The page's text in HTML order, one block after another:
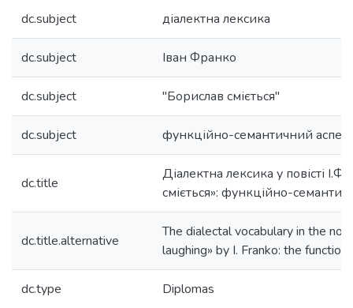
dc.subject діалектна лексика
dc.subject Іван Франко
dc.subject "Борислав сміється"
dc.subject функційно-семантичний
dc.title
Діалектна лексика у повісті
сміється»: функційно-
dc.title.alternative
The dialectal vocabulary in the
laughing» by I. Franko: the
dc.type Diplomas